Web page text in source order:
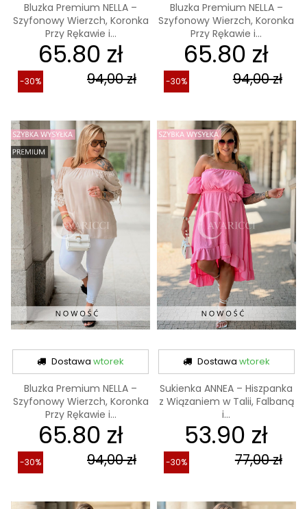
Bluzka Premium NELLA –
Szyfonowy Wierzch, Koronka
Przy Rękawie i...
65.80 zł
94,00 zł
-30%
Bluzka Premium NELLA –
Szyfonowy Wierzch, Koronka
Przy Rękawie i...
65.80 zł
94,00 zł
-30%
Dostawawtorek
Bluzka Premium NELLA –
Szyfonowy Wierzch, Koronka
Przy Rękawie i...
65.80 zł
94,00 zł
-30%
Dostawa wtorek
Sukienka ANNEA – Hiszpanka
z Wiązaniem w Talii, Falbaną
i...
53.90 zł
77,00 zł
-30%